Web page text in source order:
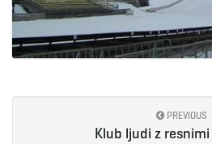
PREVIOUS
Klub ljudi z